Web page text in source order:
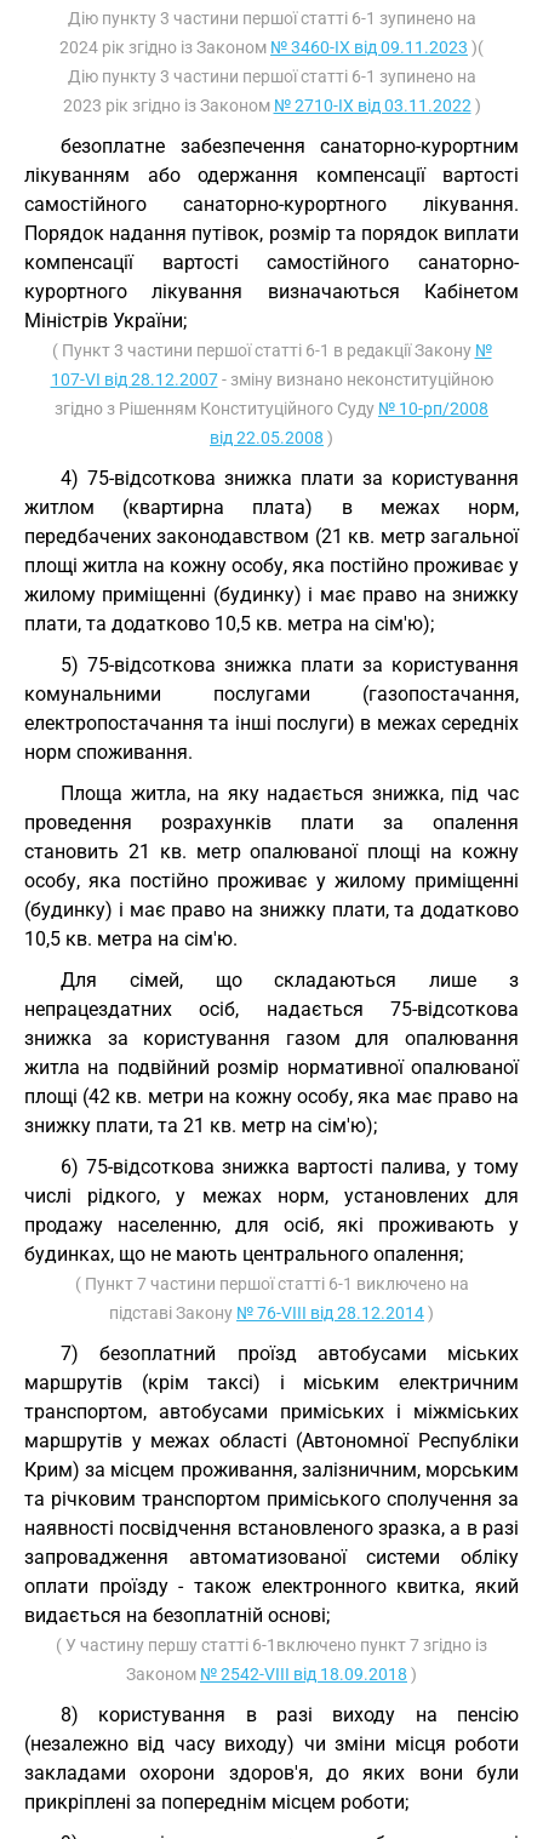
Дію пункту 3 частини першої статті 6-1 зупинено на
2024 рік згідно із Законом № 3460-IX від 09.11.2023 )(
Дію пункту 3 частини першої статті 6-1 зупинено на
2023 рік згідно із Законом № 2710-IX від 03.11.2022 )
безоплатне забезпечення санаторно-курортним
лікуванням або одержання компенсації вартості
самостійного санаторно-курортного лікування.
Порядок надання путівок, розмір та порядок виплати
компенсації вартості самостійного санаторно-
курортного лікування визначаються Кабінетом
Міністрів України;
( Пункт 3 частини першої статті 6-1 в редакції Закону №
107-VI від 28.12.2007- зміну визнано неконституційною
згідно з Рішенням Конституційного Суду № 10-рп/2008
від 22.05.2008 )
4) 75-відсоткова знижка плати за користування
житлом (квартирна плата) в межах норм,
передбачених законодавством (21 кв. метр загальної
площі житла на кожну особу, яка постійно проживає у
жилому приміщенні (будинку) і має право на знижку
плати, та додатково 10,5 кв. метра на сім'ю);
5) 75-відсоткова знижка плати за користування
комунальними послугами (газопостачання,
електропостачання та інші послуги) в межах середніх
норм споживання.
Площа житла, на яку надається знижка, під час
проведення розрахунків плати за опалення
становить 21 кв. метр опалюваної площі на кожну
особу, яка постійно проживає у жилому приміщенні
(будинку) і має право на знижку плати, та додатково
10,5 кв. метра на сім'ю.
Для сімей, що складаються лише з
непрацездатних осіб, надається 75-відсоткова
знижка за користування газом для опалювання
житла на подвійний розмір нормативної опалюваної
площі (42 кв. метри на кожну особу, яка має право на
знижку плати, та 21 кв. метр на сім'ю);
6) 75-відсоткова знижка вартості палива, у тому
числі рідкого, у межах норм, установлених для
продажу населенню, для осіб, які проживають у
будинках, що не мають центрального опалення;
( Пункт 7 частини першої статті 6-1 виключено на
підставі Закону № 76-VIII від 28.12.2014)
7) безоплатний проїзд автобусами міських
маршрутів (крім таксі) і міським електричним
транспортом, автобусами приміських і міжміських
маршрутів у межах області (Автономної Республіки
Крим) за місцем проживання, залізничним, морським
та річковим транспортом приміського сполучення за
наявності посвідчення встановленого зразка, а в разі
запровадження автоматизованої системи обліку
оплати проїзду - також електронного квитка, який
видається на безоплатній основі;
( У частину першу статті 6-1включено пункт 7 згідно із
Законом № 2542-VIII від 18.09.2018 )
8) користування в разі виходу на пенсію
(незалежно від часу виходу) чи зміни місця роботи
закладами охорони здоров'я, до яких вони були
прикріплені за попереднім місцем роботи;